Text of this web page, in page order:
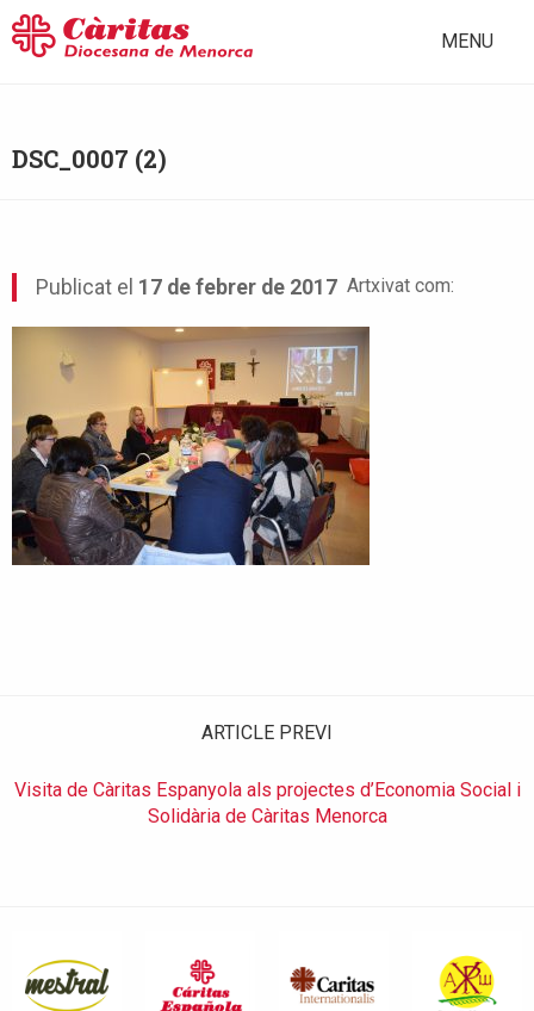
MENU
DSC_0007 (2)
Publicat el 17 de febrer de 2017 Artxivat com:
ARTICLE PREVI
Visita de Càritas Espanyola als projectes d’Economia Social i
Solidària de Càritas Menorca